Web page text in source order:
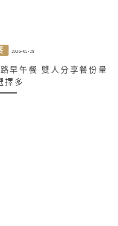
2026-05-28
早午餐 雙人分享餐份量
擇多